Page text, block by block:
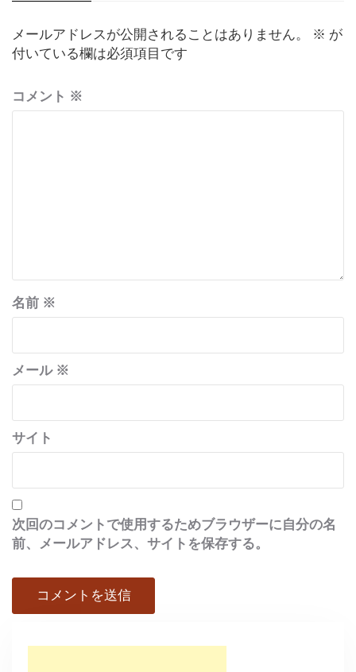
メールアドレスが公開されることはありません。 ※ が
付いている欄は必須項目です
コメント ※
名前 ※
メール ※
サイト
次回のコメントで使用するためブラウザーに自分の名
前、メールアドレス、サイトを保存する。